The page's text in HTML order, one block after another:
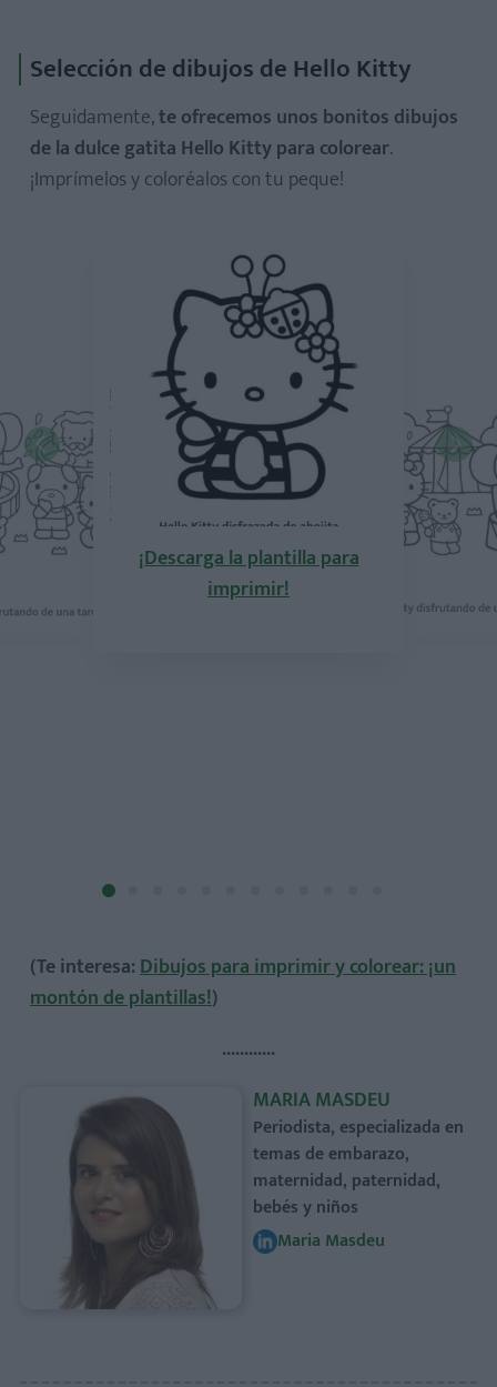
Selección de dibujos de Hello Kitty
Seguidamente,te ofrecemos unos bonitos dibujos
de la dulce gatita Hello Kitty para colorear.
¡Imprímelos y coloréalos con tu peque!
¡Descarga la plantilla para
imprimir!
(Te interesa:Dibujos para imprimir y colorear: ¡un
montón de plantillas!)
............
MARIA MASDEU
Periodista, especializada en
temas de embarazo,
maternidad, paternidad,
bebés y niños
Maria Masdeu